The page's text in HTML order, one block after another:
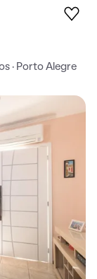
· Porto Alegre